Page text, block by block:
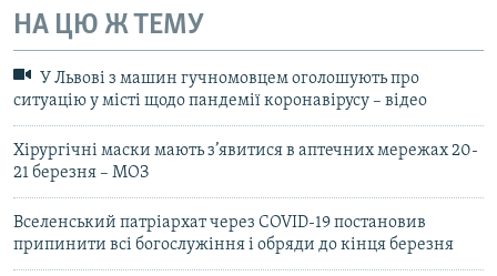
НА ЦЮ Ж ТЕМУ
У Львові з машин гучномовцем оголошують про
ситуацію у місті щодо пандемії коронавірусу – відео
Хірургічні маски мають з’явитися в аптечних мережах 20-
21 березня – МОЗ
Вселенський патріархат через COVID-19 постановив
припинити всі богослужіння і обряди до кінця березня